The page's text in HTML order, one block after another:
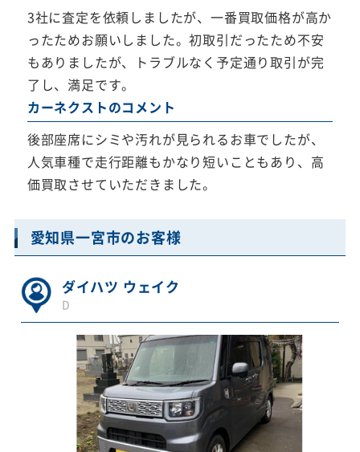
3社に査定を依頼しましたが、一番買取価格が高か
ったためお願いしました。初取引だったため不安
もありましたが、トラブルなく予定通り取引が完
了し、満足です。
カーネクストのコメント
後部座席にシミや汚れが見られるお車でしたが、
人気車種で走行距離もかなり短いこともあり、高
価買取させていただきました。
愛知県一宮市のお客様
ダイハツ ウェイク
D